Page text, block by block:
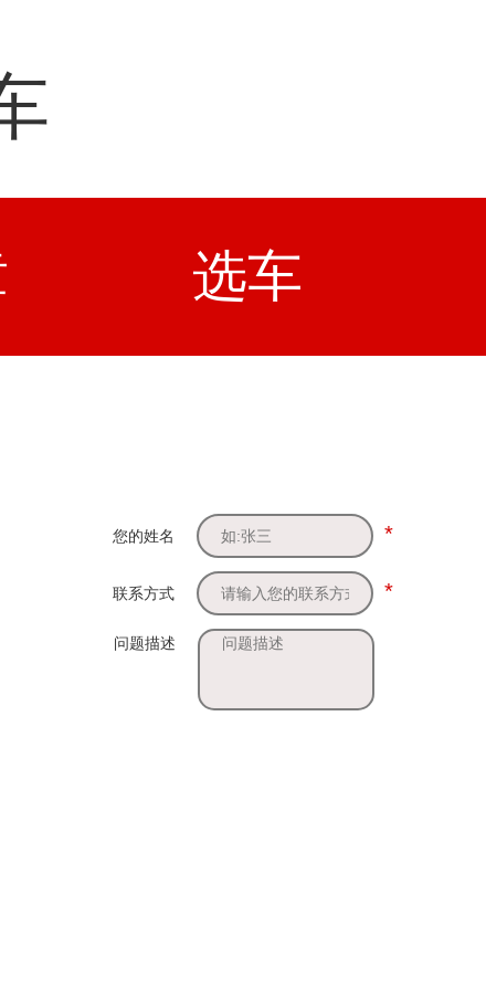
选车
您的姓名 *
联系方式 *
问题描述